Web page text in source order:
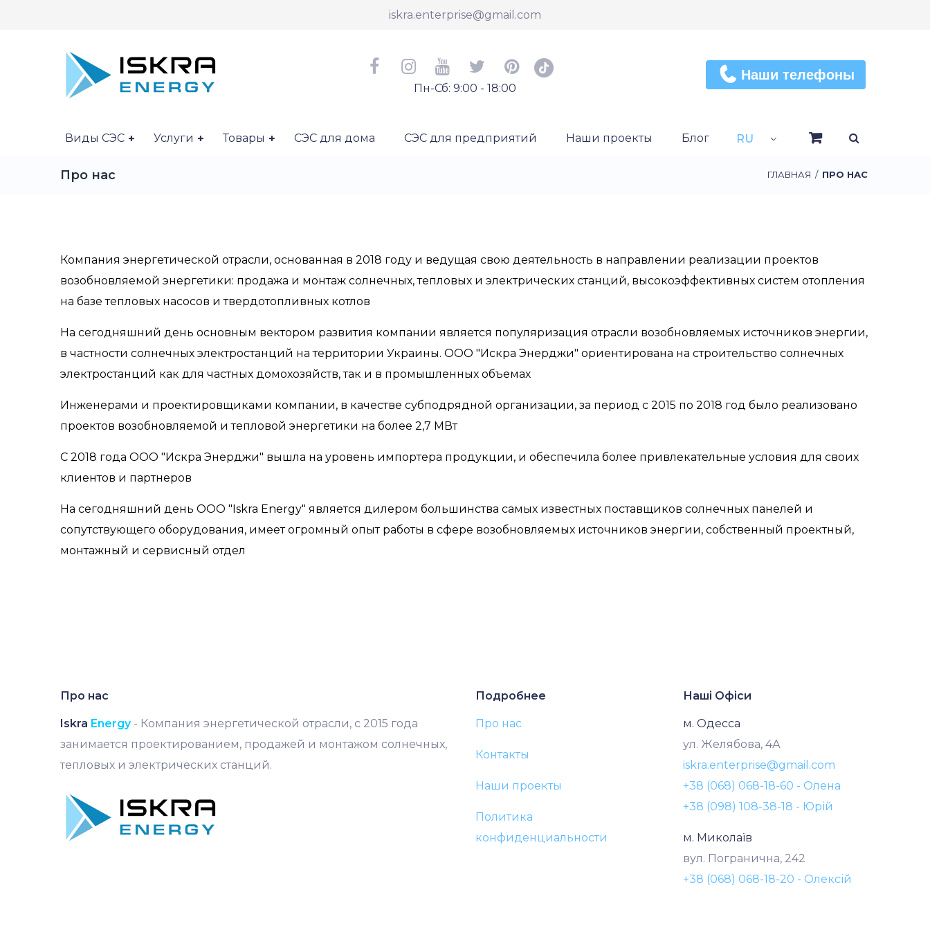
iskra.enterprise@gmail.com
Пн-Сб: 9:00 - 18:00
Наши телефоны
Виды СЭС Услуги Товары СЭС для дома СЭС для предприятий Наши проекты Блог RU
Про нас ГЛАВНАЯ / ПРО НАС
Компания энергетической отрасли, основанная в 2018 году и ведущая свою деятельность в направлении реализации проектов
возобновляемой энергетики: продажа и монтаж солнечных, тепловых и электрических станций, высокоэффективных систем отопления
на базе тепловых насосов и твердотопливных котлов
На сегодняшний день основным вектором развития компании является популяризация отрасли возобновляемых источников энергии,
в частности солнечных электростанций на территории Украины. ООО "Искра Энерджи" ориентирована на строительство солнечных
электростанций как для частных домохозяйств, так и в промышленных объемах
Инженерами и проектировщиками компании, в качестве субподрядной организации, за период с 2015 по 2018 год было реализовано
проектов возобновляемой и тепловой энергетики на более 2,7 МВт
С 2018 года ООО "Искра Энерджи" вышла на уровень импортера продукции, и обеспечила более привлекательные условия для своих
клиентов и партнеров
На сегодняшний день ООО "Iskra Energy" является дилером большинства самых известных поставщиков солнечных панелей и
сопутствующего оборудования, имеет огромный опыт работы в сфере возобновляемых источников энергии, собственный проектный,
монтажный и сервисный отдел
Про нас
Iskra Energy- Компания энергетической отрасли, с 2015 года
занимается проектированием, продажей и монтажом солнечных,
тепловых и электрических станций.
Подробнее
Про нас
Контакты
Наши проекты
Политика
конфиденциальности
Наші Офіси
м. Одесса
ул. Желябова, 4А
iskra.enterprise@gmail.com
+38 (068) 068-18-60 - Олена
+38 (098) 108-38-18 - Юрій
м. Миколаїв
вул. Погранична, 242
+38 (068) 068-18-20 - Олексій